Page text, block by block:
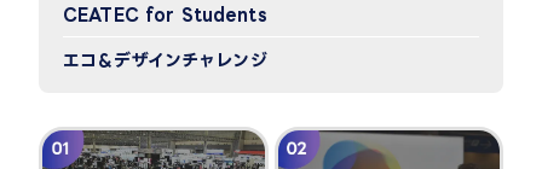
CEATEC for Students
エコ＆デザインチャレンジ